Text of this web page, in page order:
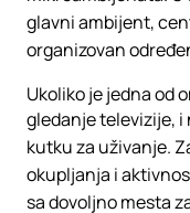
glavni ambijent,
organizovan
Ukoliko je jedna od
gledanje televizije,
kutku za uživanje.
okupljanja i
sa dovoljno mesta